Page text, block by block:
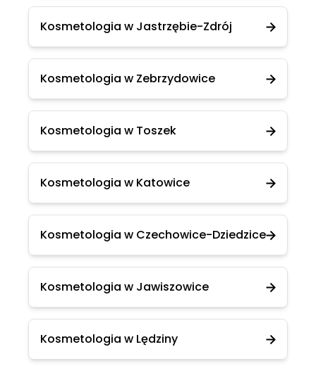
Kosmetologia w Jastrzębie-Zdrój
Kosmetologia w Zebrzydowice
Kosmetologia w Toszek
Kosmetologia w Katowice
Kosmetologia w Czechowice-Dziedzice
Kosmetologia w Jawiszowice
Kosmetologia w Lędziny